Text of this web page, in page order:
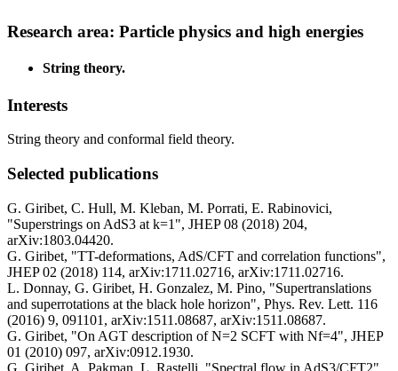
Research area: Particle physics and high energies
String theory.
Interests
String theory and conformal field theory.
Selected publications
G. Giribet, C. Hull, M. Kleban, M. Porrati, E. Rabinovici,
"Superstrings on AdS3 at k=1", JHEP 08 (2018) 204,
arXiv:1803.04420.
G. Giribet, "TT-deformations, AdS/CFT and correlation functions",
JHEP 02 (2018) 114, arXiv:1711.02716, arXiv:1711.02716.
L. Donnay, G. Giribet, H. Gonzalez, M. Pino, "Supertranslations
and superrotations at the black hole horizon", Phys. Rev. Lett. 116
(2016) 9, 091101, arXiv:1511.08687, arXiv:1511.08687.
G. Giribet, "On AGT description of N=2 SCFT with Nf=4", JHEP
01 (2010) 097, arXiv:0912.1930.
G. Giribet, A. Pakman, L. Rastelli, "Spectral flow in AdS3/CFT2",